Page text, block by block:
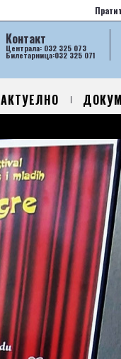
Контакт
Централа: 032 325 073
Билетарница:032 325 071
АКТУЕЛНО